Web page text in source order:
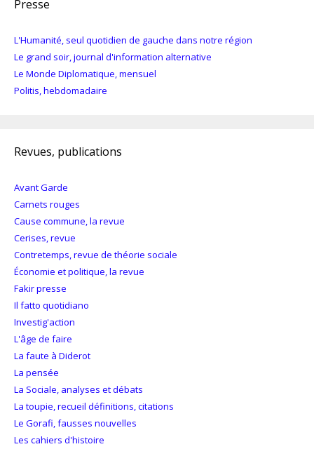
Presse
L'Humanité, seul quotidien de gauche dans notre région
Le grand soir, journal d'information alternative
Le Monde Diplomatique, mensuel
Politis, hebdomadaire
Revues, publications
Avant Garde
Carnets rouges
Cause commune, la revue
Cerises, revue
Contretemps, revue de théorie sociale
Économie et politique, la revue
Fakir presse
Il fatto quotidiano
Investig'action
L'âge de faire
La faute à Diderot
La pensée
La Sociale, analyses et débats
La toupie, recueil définitions, citations
Le Gorafi, fausses nouvelles
Les cahiers d'histoire